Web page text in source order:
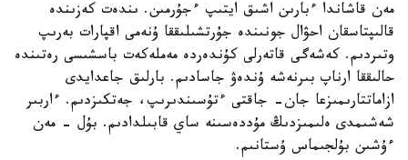
مەن قاشاندا ءبارىن اشىق ايتىپ ءجۇرمىن. ىندەت كەزىندە
قالىپتاسقان احۋال جونىندە جۇرتشىلىققا ۇنەمى اقپارات بەرىپ
وتىردىم. كەشەگى قاتەرلى كۇندەردە مەملەكەت باسشىسى رەتىندە
حالىققا ارناپ بىرنەشە ۇندەۋ جاسادىم. بارلىق جاعدايدى
ازاماتتارىمىزعا جان- جاقتى ءتۇسىندىرىپ، جەتكىزدىم. ءاربىر
شەشىمدى ەلىمىزدىڭ مۇددەسىنە ساي قابىلدادىم. بۇل - مەن
ءۇشىن بۇلجىماس ۇستانىم.